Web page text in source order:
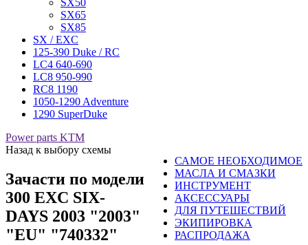
SX50
SX65
SX85
SX / EXC
125-390 Duke / RC
LC4 640-690
LC8 950-990
RC8 1190
1050-1290 Adventure
1290 SuperDuke
Power parts KTM
САМОЕ НЕОБХОДИМОЕ
МАСЛА И СМАЗКИ
ИНСТРУМЕНТ
АКСЕССУАРЫ
ДЛЯ ПУТЕШЕСТВИЙ
ЭКИПИРОВКА
РАСПРОДАЖА
Назад к выбору схемы
Зачасти по модели
300 EXC SIX-
DAYS 2003 "2003"
"EU" "740332"